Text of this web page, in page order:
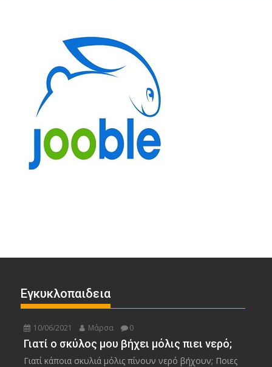
Εγκυκλοπαιδεια
10/06/2021 Μάρσα 0
Γιατί ο σκύλος μου βήχει μόλις πιει νερό;
Γιατί κάποια σκυλιά μόλις πίνουν νερό βήχουν; Ποιες